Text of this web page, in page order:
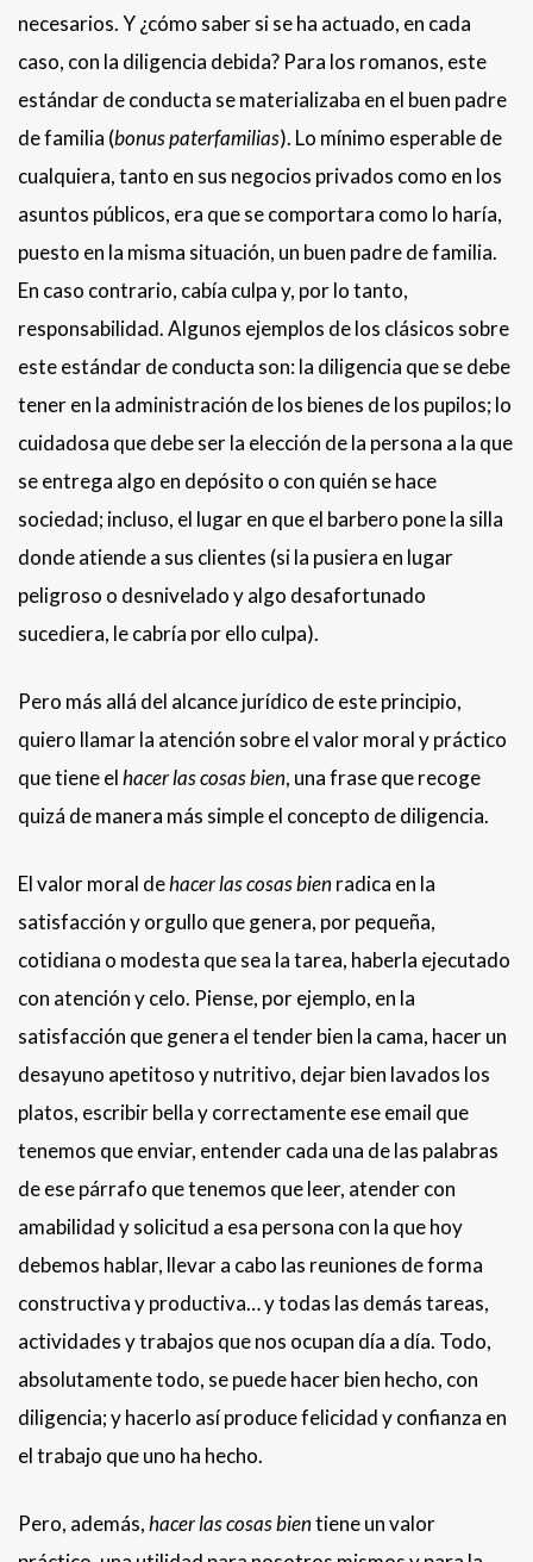
necesarios. Y ¿cómo saber si se ha actuado, en cada
caso, con la diligencia debida? Para los romanos, este
estándar de conducta se materializaba en el buen padre
de familia (bonus paterfamilias). Lo mínimo esperable de
cualquiera, tanto en sus negocios privados como en los
asuntos públicos, era que se comportara como lo haría,
puesto en la misma situación, un buen padre de familia.
En caso contrario, cabía culpa y, por lo tanto,
responsabilidad. Algunos ejemplos de los clásicos sobre
este estándar de conducta son: la diligencia que se debe
tener en la administración de los bienes de los pupilos; lo
cuidadosa que debe ser la elección de la persona a la que
se entrega algo en depósito o con quién se hace
sociedad; incluso, el lugar en que el barbero pone la silla
donde atiende a sus clientes (si la pusiera en lugar
peligroso o desnivelado y algo desafortunado
sucediera, le cabría por ello culpa).
Pero más allá del alcance jurídico de este principio,
quiero llamar la atención sobre el valor moral y práctico
que tiene elhacer las cosas bien, una frase que recoge
quizá de manera más simple el concepto de diligencia.
El valor moral dehacer las cosas bienradica en la
satisfacción y orgullo que genera, por pequeña,
cotidiana o modesta que sea la tarea, haberla ejecutado
con atención y celo. Piense, por ejemplo, en la
satisfacción que genera el tender bien la cama, hacer un
desayuno apetitoso y nutritivo, dejar bien lavados los
platos, escribir bella y correctamente ese email que
tenemos que enviar, entender cada una de las palabras
de ese párrafo que tenemos que leer, atender con
amabilidad y solicitud a esa persona con la que hoy
debemos hablar, llevar a cabo las reuniones de forma
constructiva y productiva… y todas las demás tareas,
actividades y trabajos que nos ocupan día a día. Todo,
absolutamente todo, se puede hacer bien hecho, con
diligencia; y hacerlo así produce felicidad y confianza en
el trabajo que uno ha hecho.
Pero, además,hacer las cosas bientiene un valor